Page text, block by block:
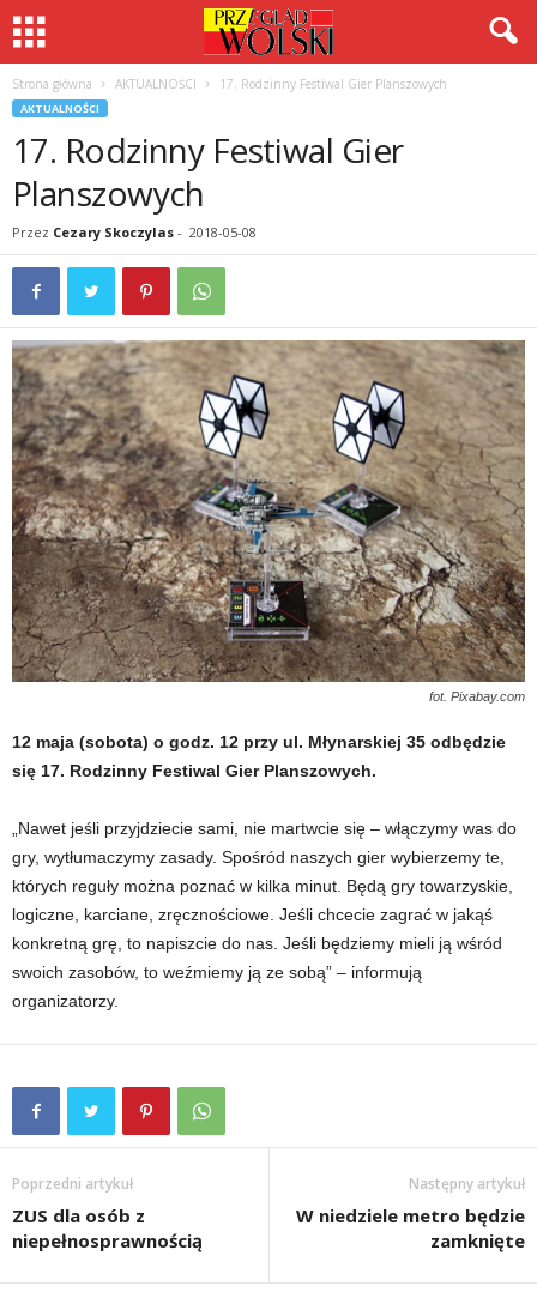
Strona główna AKTUALNOŚCI 17. Rodzinny Festiwal Gier Planszowych
AKTUALNOŚCI
17. Rodzinny Festiwal Gier
Planszowych
Przez Cezary Skoczylas - 2018-05-08
fot. Pixabay.com
12 maja (sobota) o godz. 12 przy ul. Młynarskiej 35 odbędzie
się 17. Rodzinny Festiwal Gier Planszowych.
„Nawet jeśli przyjdziecie sami, nie martwcie się – włączymy was do
gry, wytłumaczymy zasady. Spośród naszych gier wybierzemy te,
których reguły można poznać w kilka minut. Będą gry towarzyskie,
logiczne, karciane, zręcznościowe. Jeśli chcecie zagrać w jakąś
konkretną grę, to napiszcie do nas. Jeśli będziemy mieli ją wśród
swoich zasobów, to weźmiemy ją ze sobą” – informują
organizatorzy.
Poprzedni artykuł
ZUS dla osób z
niepełnosprawnością
Następny artykuł
W niedziele metro będzie
zamknięte